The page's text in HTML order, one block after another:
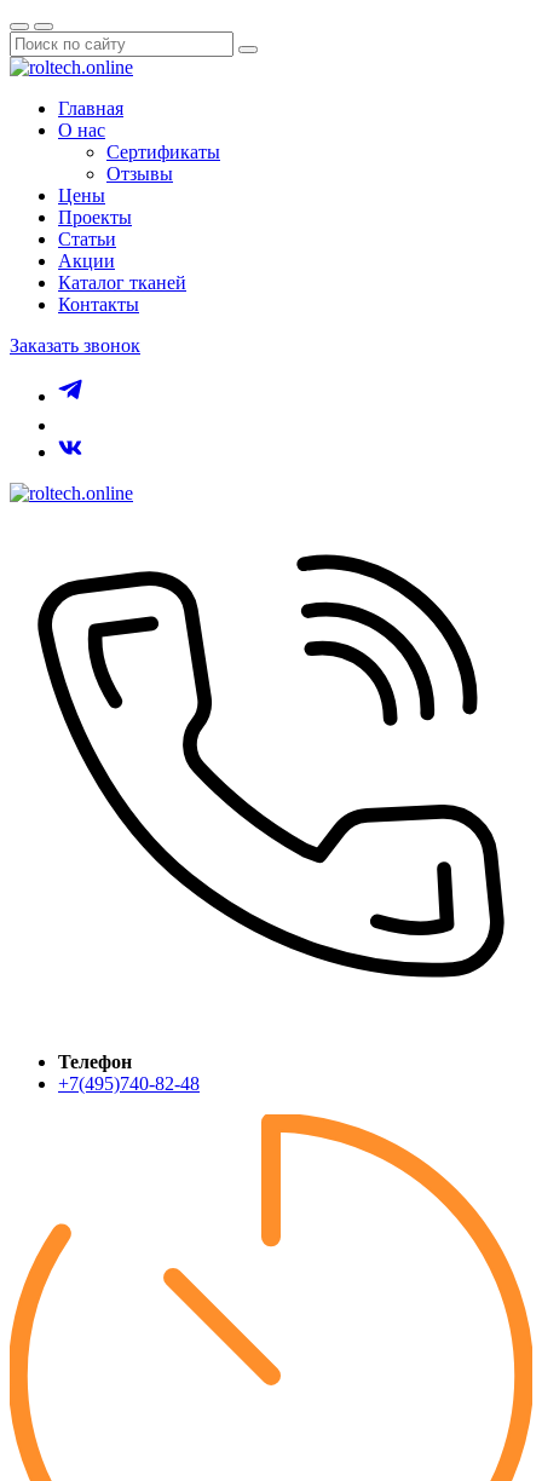
Главная
О нас
Сертификаты
Отзывы
Цены
Проекты
Статьи
Акции
Каталог тканей
Контакты
Заказать звонок
Телефон
+7(495)740-82-48